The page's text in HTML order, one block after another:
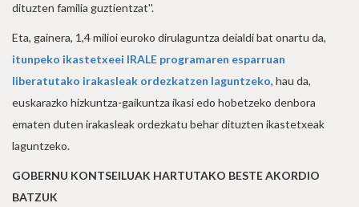
dituzten familia guztientzat''.
Eta, gainera, 1,4 milioi euroko dirulaguntza deialdi bat onartu da,
itunpeko ikastetxeei IRALE programaren esparruan
liberatutako irakasleak ordezkatzen laguntzeko, hau da,
euskarazko hizkuntza-gaikuntza ikasi edo hobetzeko denbora
ematen duten irakasleak ordezkatu behar dituzten ikastetxeak
laguntzeko.
GOBERNU KONTSEILUAK HARTUTAKO BESTE AKORDIO
BATZUK